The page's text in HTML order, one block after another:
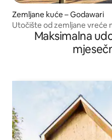
Zemljane kuće – Godawari
Utočište od zemljane vreće
KatmanduaMaksimalna